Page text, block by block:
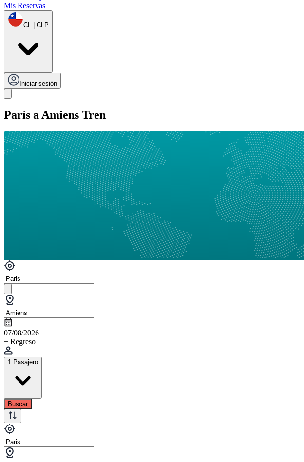
Mis Reservas
CL | CLP
Iniciar sesión
París a Amiens Tren
07/08/2026
+ Regreso
1 Pasajero
Buscar